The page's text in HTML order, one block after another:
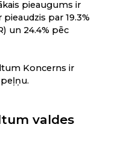
pieaugums ir
par 19.3%
un 24.4% pēc
Koncerns ir
valdes